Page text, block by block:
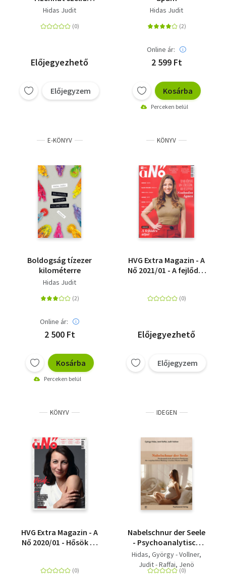
történet
Hidas Judit
Előjegyezhető
Előjegyzem
Hidas Judit
Online ár:
2 599 Ft
Kosárba
Perceken belül
E-KÖNYV
Boldogság tízezer
kilométerre
Hidas Judit
Online ár:
2 500 Ft
Kosárba
Perceken belül
KÖNYV
HVG Extra Magazin - A
Nő 2021/01 - A fejlődés
Előjegyezhető
Előjegyzem
KÖNYV
HVG Extra Magazin - A
Nő 2020/01 - Hősök és
IDEGEN
Nabelschnur der Seele
- Psychoanalytisch
orientierte Förderung
der vorgeburtlichen
Bindung zwischen
Hidas, György - Vollner,
Judit - Raffai, Jenö